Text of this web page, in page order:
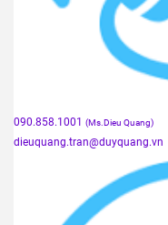
090.858.1001 (Ms.Dieu Quang)
dieuquang.tran@duyquang.vn